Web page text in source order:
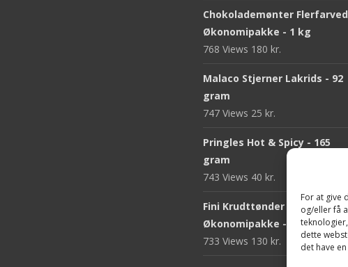
For at give
og/eller få
dette
det have
Chokolademønter
Økonomipakke - 1 kg
768 Views 180 kr.
Malaco Stjerner Lakrids - 92
gram
747 Views 25 kr.
Pringles Hot & Spicy - 165
gram
743 Views 40 kr.
Fini Krudttønder
Økonomipakke - 1 kg
733 Views 130 kr.